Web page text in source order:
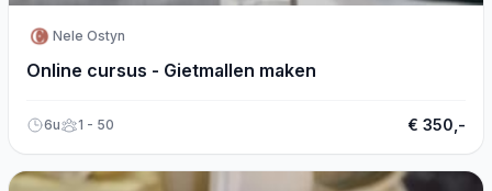
Nele Ostyn
Online cursus - Gietmallen maken
6u 1 - 50 € 350,-